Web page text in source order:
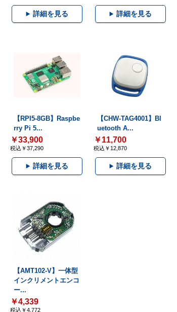
詳細を見る 詳細を見る
【RPI5-8GB】Raspbe
rry Pi 5...
￥33,900
税込￥37,290
詳細を見る
【CHW-TAG4001】Bl
uetooth A...
￥11,700
税込￥12,870
詳細を見る
【AMT102-V】一体型
インクリメントエンコ
ー...
￥4,339
税込￥4,772